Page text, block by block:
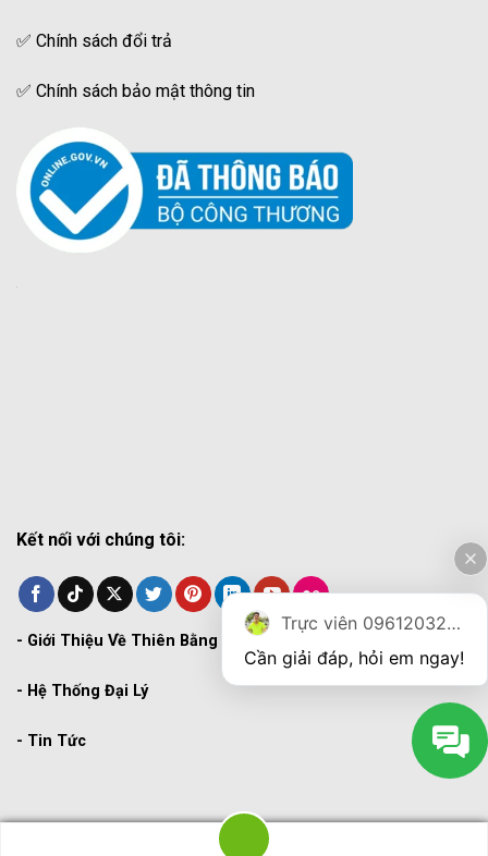
✅ Chính sách đổi trả
✅ Chính sách bảo mật thông tin
Kết nối với chúng tôi:
- Giới Thiệu Về Thiên Bằng
- Hệ Thống Đại Lý
- Tin Tức
Trực viên 0961203270
Cần giải đáp, hỏi em ngay!